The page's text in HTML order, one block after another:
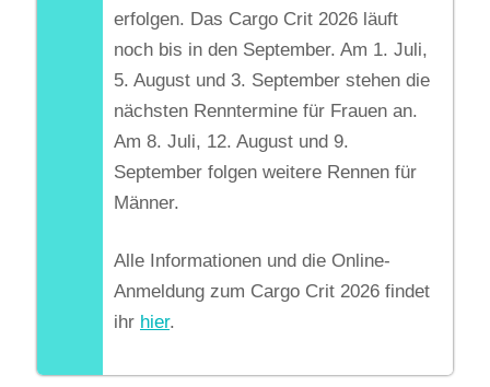
erfolgen. Das Cargo Crit 2026 läuft
noch bis in den September. Am 1. Juli,
5. August und 3. September stehen die
nächsten Renntermine für Frauen an.
Am 8. Juli, 12. August und 9.
September folgen weitere Rennen für
Männer.
Alle Informationen und die Online-
Anmeldung zum Cargo Crit 2026 findet
ihr hier.